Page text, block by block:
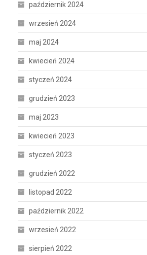
październik 2024
wrzesień 2024
maj 2024
kwiecień 2024
styczeń 2024
grudzień 2023
maj 2023
kwiecień 2023
styczeń 2023
grudzień 2022
listopad 2022
październik 2022
wrzesień 2022
sierpień 2022